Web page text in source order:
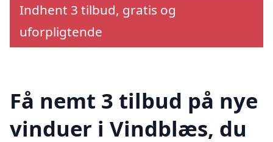
Indhent 3 tilbud, gratis og
uforpligtende
Få nemt 3 tilbud på nye
vinduer i Vindblæs, du